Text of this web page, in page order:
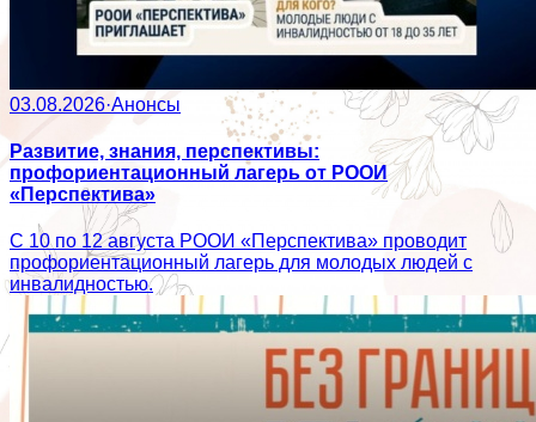
03.08.2026·Анонсы
Развитие, знания, перспективы:
профориентационный лагерь от РООИ
«Перспектива»
С 10 по 12 августа РООИ «Перспектива» проводит
профориентационный лагерь для молодых людей с
инвалидностью.